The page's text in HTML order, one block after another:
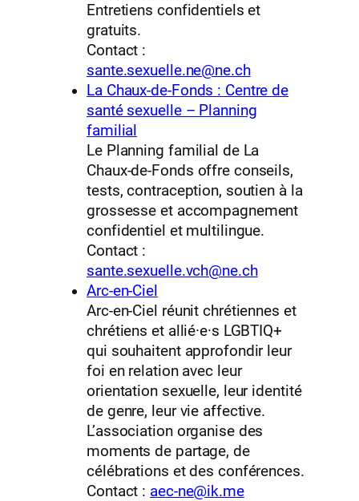
Entretiens confidentiels et
gratuits.
Contact :
sante.sexuelle.ne@ne.ch
La Chaux-de-Fonds : Centre de
santé sexuelle – Planning
familial
Le Planning familial de La
Chaux-de-Fonds offre conseils,
tests, contraception, soutien à la
grossesse et accompagnement
confidentiel et multilingue.
Contact :
sante.sexuelle.vch@ne.ch
Arc-en-Ciel
Arc-en-Ciel réunit chrétiennes et
chrétiens et allié·e·s LGBTIQ+
qui souhaitent approfondir leur
foi en relation avec leur
orientation sexuelle, leur identité
de genre, leur vie affective.
L’association organise des
moments de partage, de
célébrations et des conférences.
Contact : aec-ne@ik.me